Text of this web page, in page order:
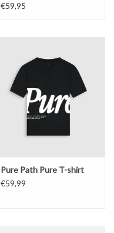
€59,95
Pure Path Pure T-shirt
€59,99